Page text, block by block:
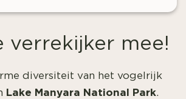
verrekijker mee!
diversiteit van het vogelrijk
Lake Manyara National Park.